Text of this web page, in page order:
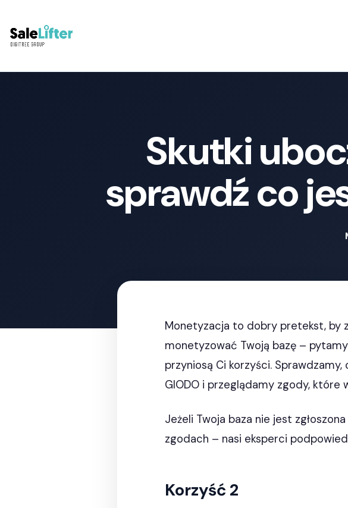
Skutki
sprawdź co
Monetyzacja to dobry pretekst, by
monetyzować Twoją bazę –
przyniosą Ci korzyści.
GIODO i przeglądamy zgody, które
Jeżeli Twoja baza nie jest
zgodach – nasi eksperci
Korzyść 2